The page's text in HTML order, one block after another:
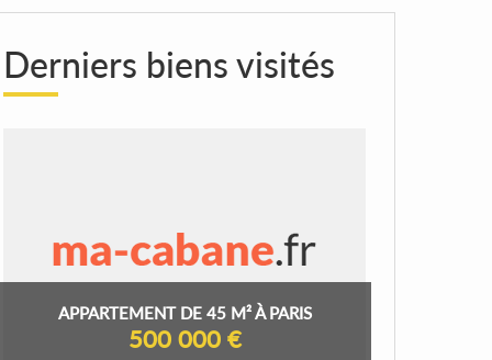
Derniers biens visités
APPARTEMENT DE 45 M² À PARIS
500 000 €